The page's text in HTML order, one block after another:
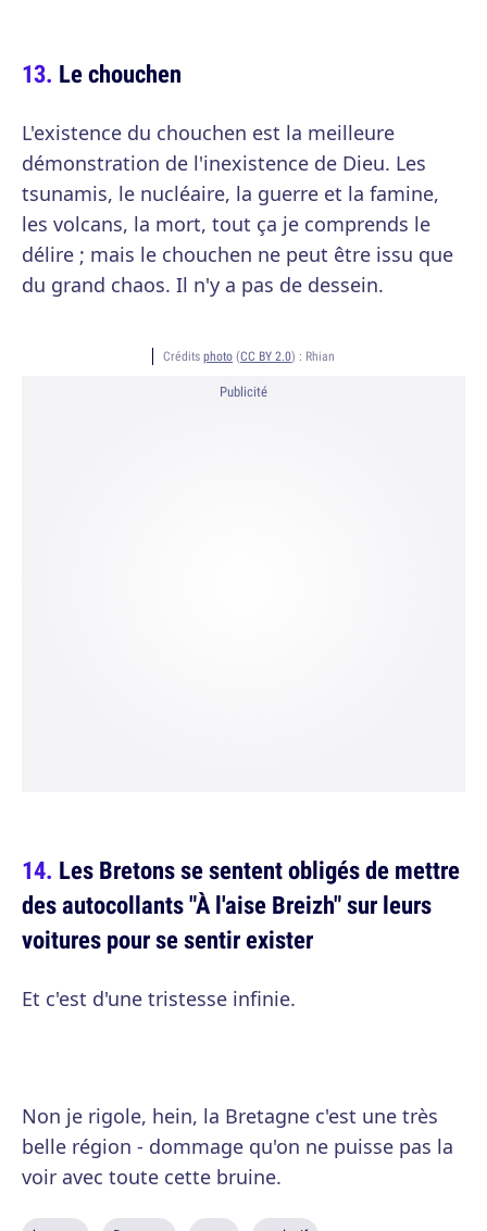
Le chouchen
L'existence du chouchen est la meilleure
démonstration de l'inexistence de Dieu. Les
tsunamis, le nucléaire, la guerre et la famine,
les volcans, la mort, tout ça je comprends le
délire ; mais le chouchen ne peut être issu que
du grand chaos. Il n'y a pas de dessein.
Crédits photo (CC BY 2.0) : Rhian
Publicité
Les Bretons se sentent obligés de mettre
des autocollants "À l'aise Breizh" sur leurs
voitures pour se sentir exister
Et c'est d'une tristesse infinie.
Non je rigole, hein, la Bretagne c'est une très
belle région - dommage qu'on ne puisse pas la
voir avec toute cette bruine.